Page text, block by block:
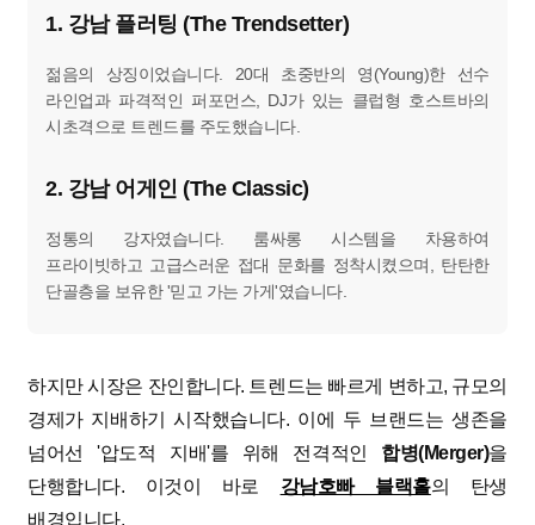
1. 강남 플러팅 (The Trendsetter)
젊음의 상징이었습니다. 20대 초중반의 영(Young)한 선수
라인업과 파격적인 퍼포먼스, DJ가 있는 클럽형 호스트바의
시초격으로 트렌드를 주도했습니다.
2. 강남 어게인 (The Classic)
정통의 강자였습니다. 룸싸롱 시스템을 차용하여
프라이빗하고 고급스러운 접대 문화를 정착시켰으며, 탄탄한
단골층을 보유한 '믿고 가는 가게'였습니다.
하지만 시장은 잔인합니다. 트렌드는 빠르게 변하고, 규모의
경제가 지배하기 시작했습니다. 이에 두 브랜드는 생존을
넘어선 '압도적 지배'를 위해 전격적인 합병(Merger)을
단행합니다. 이것이 바로 강남호빠 블랙홀의 탄생
배경입니다.